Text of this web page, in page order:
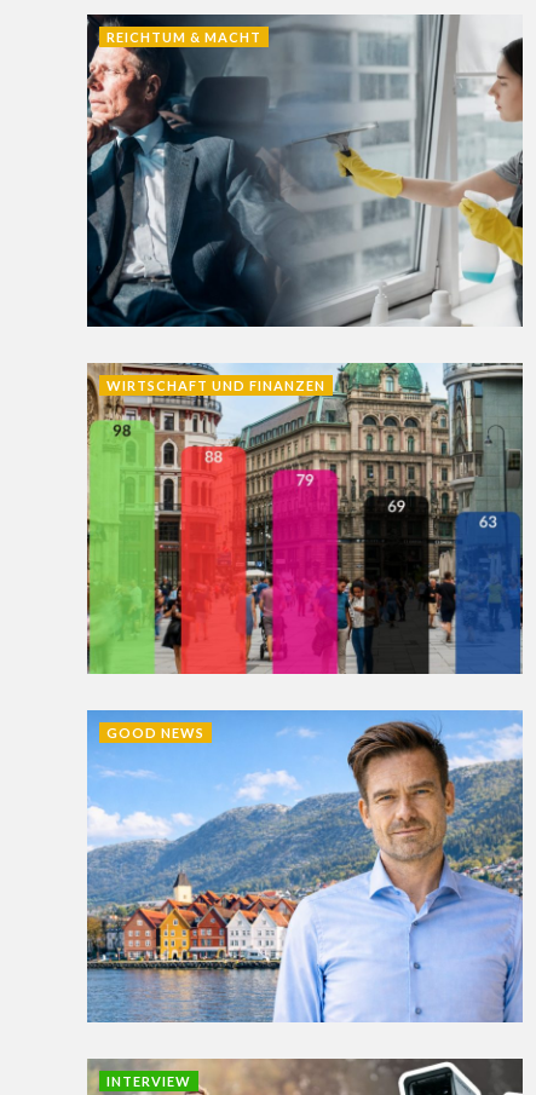
REICHTUM & MACHT
WIRTSCHAFT UND FINANZEN
GOOD NEWS
INTERVIEW